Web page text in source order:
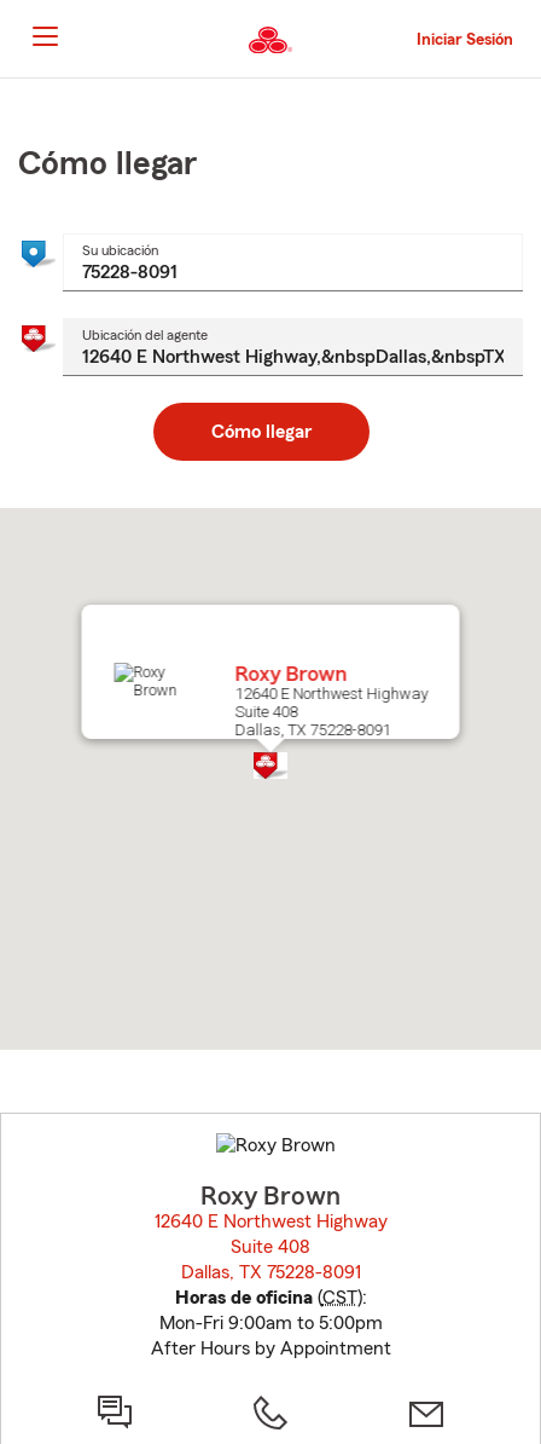
al
contenido
principal
Iniciar Sesión
principal
Cómo llegar
Su ubicación
Ubicación del agente
Cómo llegar
to
Roxy Brown
12640 E Northwest Highway
Suite 408
Dallas, TX 75228-8091
to
before
Roxy Brown
12640 E Northwest Highway
Suite 408
Dallas, TX 75228-8091
Horas de oficina(CST):
Mon-Fri 9:00am to 5:00pm
After Hours by Appointment